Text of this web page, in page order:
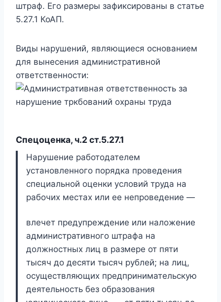
штраф. Его размеры зафиксированы в статье
5.27.1 КоАП.
Виды нарушений, являющиеся основанием
для вынесения административной
ответственности:
Спецоценка, ч.2 ст.5.27.1
Нарушение работодателем
установленного порядка проведения
специальной оценки условий труда на
рабочих местах или ее непроведение —
влечет предупреждение или наложение
административного штрафа на
должностных лиц в размере от пяти
тысяч до десяти тысяч рублей; на лиц,
осуществляющих предпринимательскую
деятельность без образования